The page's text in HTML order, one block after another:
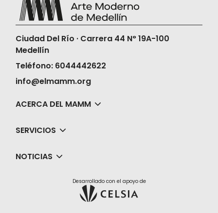
Ciudad Del Río · Carrera 44 N° 19A-100
Medellín
Teléfono: 6044442622
info@elmamm.org
ACERCA DEL MAMM
SERVICIOS
NOTICIAS
Desarrollado con el apoyo de